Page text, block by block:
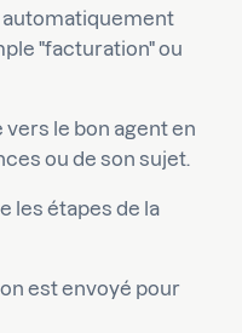
automatiquement
"facturation" ou
le bon agent en
ou de son sujet.
les étapes de la
est envoyé pour